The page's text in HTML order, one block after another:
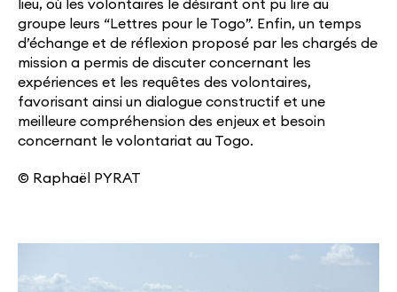
lieu, où les volontaires le désirant ont pu lire au
groupe leurs “Lettres pour le Togo”. Enfin, un temps
d’échange et de réflexion proposé par les chargés de
mission a permis de discuter concernant les
expériences et les requêtes des volontaires,
favorisant ainsi un dialogue constructif et une
meilleure compréhension des enjeux et besoin
concernant le volontariat au Togo.
© Raphaël PYRAT